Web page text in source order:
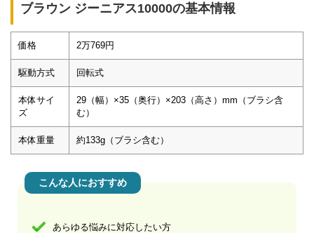
ブラウン ジーニアス10000の基本情報
価格 2万769円
駆動方式 回転式
本体サイ
ズ
29（幅）×35（奥行）×203（高さ）mm（ブラシ含
む）
本体重量 約133g（ブラシ含む）
こんな人におすすめ
あらゆる悩みに対応したい方